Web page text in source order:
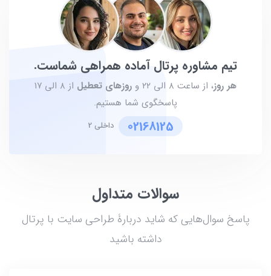
تیم مشاوره پرتال آماده همراهی شماست.
هر روز، از ساعت ۸ الی ۲۲ و روزهای تعطیل
از ۸ الی ۱۷
پاسخگوی شما هستیم.
02168125 داخلی 2
سوالات متداول
پاسخ سوال‌هایی که شاید دربارۀ طراحی سایت با پرتال
داشته باشید